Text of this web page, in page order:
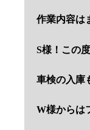
作業内容は
S様！この
車検の入庫
W様からは